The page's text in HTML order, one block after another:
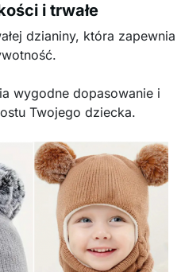
i trwałe
dzianiny, która zapewnia
wygodne dopasowanie i
Twojego dziecka.